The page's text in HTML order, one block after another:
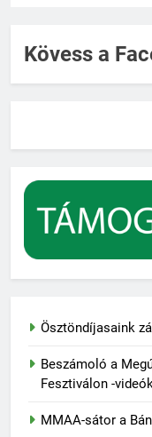
Kövess a
Ösztöndíjasaink
Beszámoló a
Fesztiválon -
MMAA-sátor a